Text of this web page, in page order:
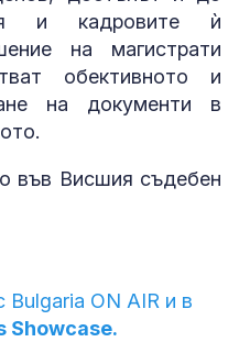
и кадровите ѝ
на магистрати
обективното и
на документи в
във Висшия съдебен
ON AIR и в
Showcase.